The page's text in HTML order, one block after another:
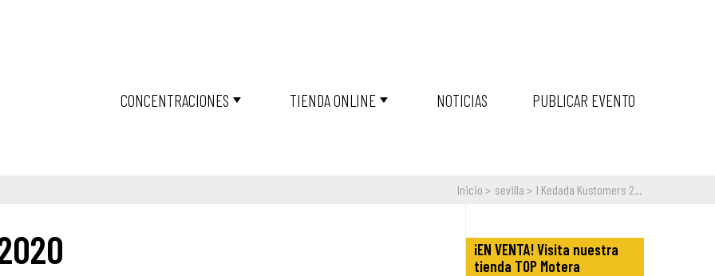
CONCENTRACIONES TIENDA ONLINE NOTICIAS PUBLICAR EVENTO
Inicio sevilla I Kedada Kustomers 2...
¡EN VENTA! Visita nuestra
tienda TOP Motera